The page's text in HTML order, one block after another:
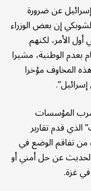
عن ضرورة
إن بعض الوزراء
الأمر، لكنهم
بعدم الوطنية، مشيرا
المخاوف مؤخرا
المؤسسات
الذي قدم تقارير
من تفاقم الوضع في
الحديث عن حل أمني أو
غزة.